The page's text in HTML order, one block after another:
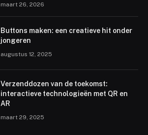
maart 26, 2026
Buttons maken: een creatieve hit onder
jongeren
augustus 12, 2025
Verzenddozen van de toekomst:
interactieve technologieën met QR en
AR
maart 29, 2025